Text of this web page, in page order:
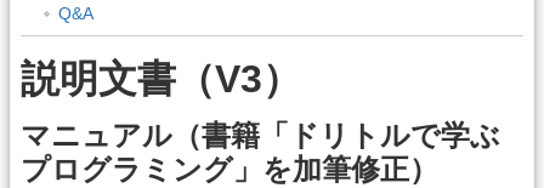
Q&A
説明文書（V3）
マニュアル（書籍「ドリトルで学ぶ
プログラミング」を加筆修正）